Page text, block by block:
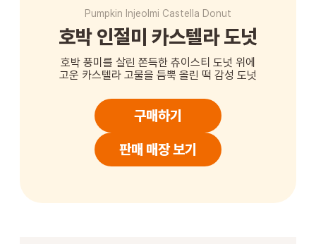
Pumpkin Injeolmi Castella Donut
호박 인절미 카스텔라 도넛
호박 풍미를 살린 쫀득한 츄이스티 도넛 위에
고운 카스텔라 고물을 듬뿍 올린 떡 감성 도넛
구매하기
판매 매장 보기